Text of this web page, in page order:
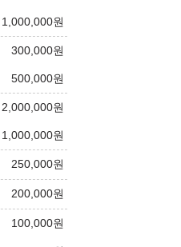
1,000,000원
300,000원
500,000원
2,000,000원
1,000,000원
250,000원
200,000원
100,000원